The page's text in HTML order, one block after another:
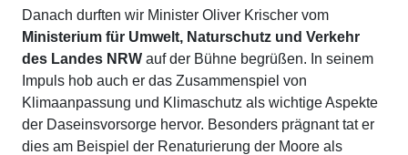
Danach durften wir Minister Oliver Krischer vom
Ministerium für Umwelt, Naturschutz und Verkehr
des Landes NRW auf der Bühne begrüßen. In seinem
Impuls hob auch er das Zusammenspiel von
Klimaanpassung und Klimaschutz als wichtige Aspekte
der Daseinsvorsorge hervor. Besonders prägnant tat er
dies am Beispiel der Renaturierung der Moore als